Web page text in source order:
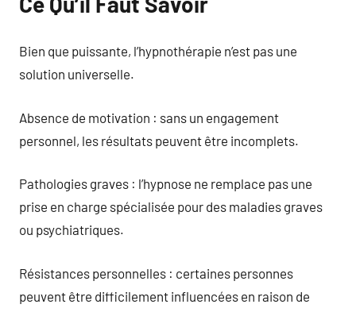
Bien que puissante, l’hypnothérapie n’est pas une
solution universelle.
Absence de motivation : sans un engagement
personnel, les résultats peuvent être incomplets.
Pathologies graves : l’hypnose ne remplace pas une
prise en charge spécialisée pour des maladies graves
ou psychiatriques.
Résistances personnelles : certaines personnes
peuvent être difficilement influencées en raison de